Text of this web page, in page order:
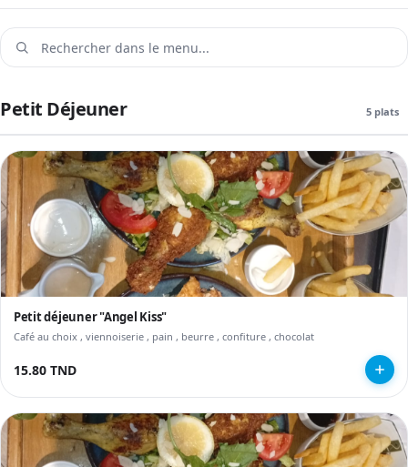
Petit Déjeuner 5 plats
Petit déjeuner "Angel Kiss"
Café au choix , viennoiserie , pain , beurre , confiture , chocolat
15.80 TND